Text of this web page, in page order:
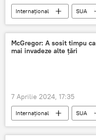
Internațional SUA
armament
Israel
Gaza
Fâșia Gaza
McGregor: A sosit timpu
mai invadeze alte țări
7 Aprilie 2024, 17:35
Internațional SUA
Războaie